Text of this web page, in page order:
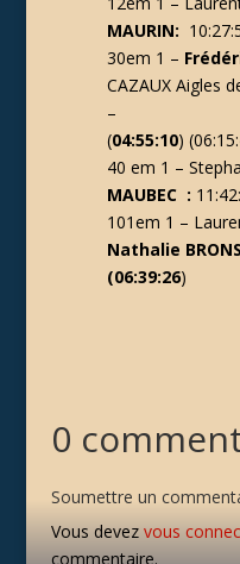
MAURIN:
30em 1 –
CAZAUX Aigles
–
(04:55:10)
40 em 1 –
MAUBEC :
101em 1 –
Nathalie
(06:39:26)
0
Soumettre un
Vous devez vous
commentaire.